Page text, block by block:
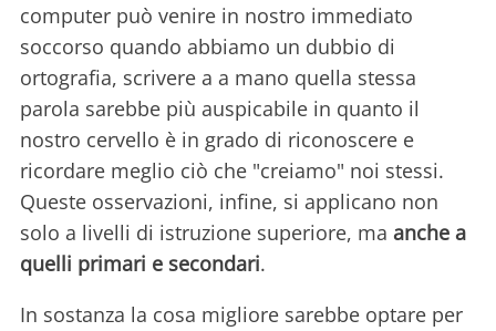
computer può venire in nostro immediato
soccorso quando abbiamo un dubbio di
ortografia, scrivere a a mano quella stessa
parola sarebbe più auspicabile in quanto il
nostro cervello è in grado di riconoscere e
ricordare meglio ciò che "creiamo" noi stessi.
Queste osservazioni, infine, si applicano non
solo a livelli di istruzione superiore, ma anche a
quelli primari e secondari.
In sostanza la cosa migliore sarebbe optare per